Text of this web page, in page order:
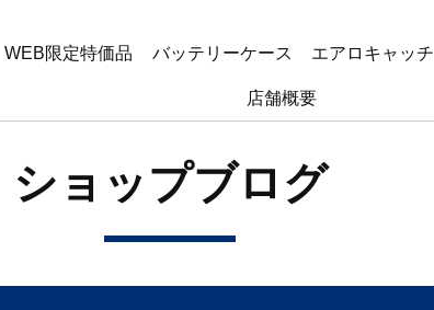
WEB限定特価品 バッテリーケース エアロキャッチ
店舗概要
ショップブログ